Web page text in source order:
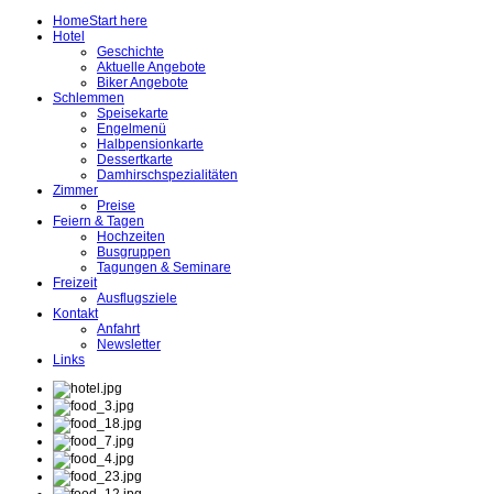
HomeStart here
Hotel
Geschichte
Aktuelle Angebote
Biker Angebote
Schlemmen
Speisekarte
Engelmenü
Halbpensionkarte
Dessertkarte
Damhirschspezialitäten
Zimmer
Preise
Feiern & Tagen
Hochzeiten
Busgruppen
Tagungen & Seminare
Freizeit
Ausflugsziele
Kontakt
Anfahrt
Newsletter
Links